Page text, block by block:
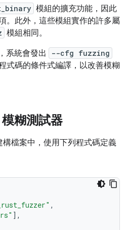
模組的擴充功能，因此
。此外，這些模組實作的許多屬
模組相同。
系統會發出 --cfg fuzzing
式碼的條件式編譯，以改善模糊
糊測試器
構檔案中，使用下列程式碼定義
,
],